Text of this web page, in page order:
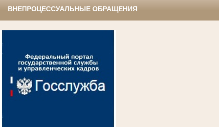
ВНЕПРОЦЕССУАЛЬНЫЕ ОБРАЩЕНИЯ